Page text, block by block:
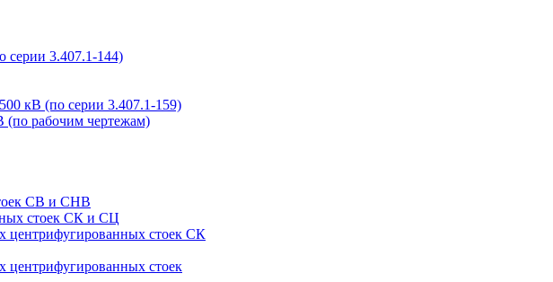
3.407.1-144)
кВ (по серии 3.407.1-159)
рабочим чертежам)
СВ и СНВ
стоек СК и СЦ
центрифугированных стоек СК
стоек